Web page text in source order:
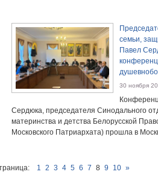
семьи,
Павел
30 ноября
Сердюка, председателя Синодального
материнства и детства Белорусской
Московского Патриархата) прошла в
1 2 3 4 5 6 7 8 9 10 »